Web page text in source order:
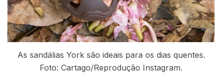
As sandálias York são ideais para os dias quentes.
Foto: Cartago/Reprodução Instagram.